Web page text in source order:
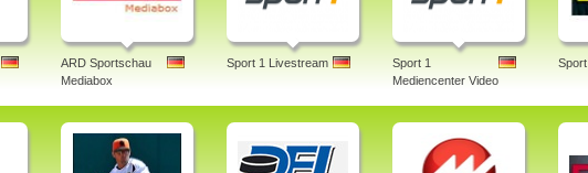
ARD Sportschau
Mediabox
Sport 1 Livestream
Sport 1
Mediencenter Video